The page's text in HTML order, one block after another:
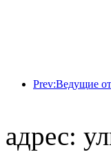
адрес: